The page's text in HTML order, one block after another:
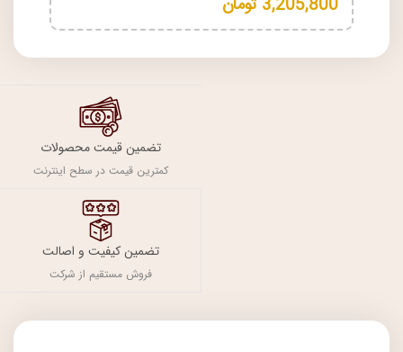
3,205,800 تومان
تضمین قیمت محصولات
کمترین قیمت در سطح اینترنت
تضمین کیفیت و اصالت
فروش مستقیم از شرکت